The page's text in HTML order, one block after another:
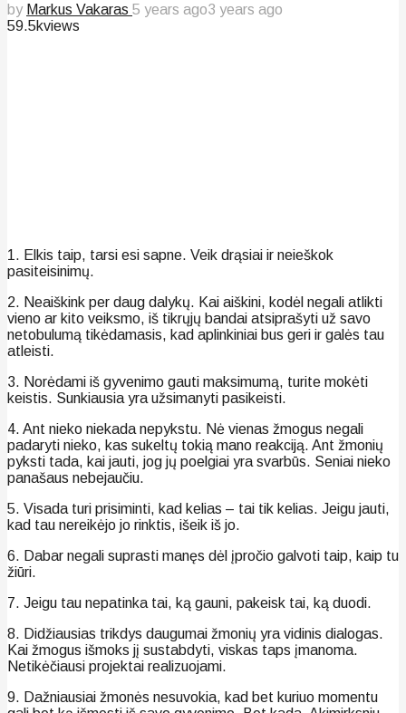
by Markus Vakaras 5 years ago3 years ago
59.5kviews
1. Elkis taip, tarsi esi sapne. Veik drąsiai ir neieškok
pasiteisinimų.
2. Neaiškink per daug dalykų. Kai aiškini, kodėl negali atlikti
vieno ar kito veiksmo, iš tikrųjų bandai atsiprašyti už savo
netobulumą tikėdamasis, kad aplinkiniai bus geri ir galės tau
atleisti.
3. Norėdami iš gyvenimo gauti maksimumą, turite mokėti
keistis. Sunkiausia yra užsimanyti pasikeisti.
4. Ant nieko niekada nepykstu. Nė vienas žmogus negali
padaryti nieko, kas sukeltų tokią mano reakciją. Ant žmonių
pyksti tada, kai jauti, jog jų poelgiai yra svarbūs. Seniai nieko
panašaus nebejaučiu.
5. Visada turi prisiminti, kad kelias – tai tik kelias. Jeigu jauti,
kad tau nereikėjo jo rinktis, išeik iš jo.
6. Dabar negali suprasti manęs dėl įpročio galvoti taip, kaip tu
žiūri.
7. Jeigu tau nepatinka tai, ką gauni, pakeisk tai, ką duodi.
8. Didžiausias trikdys daugumai žmonių yra vidinis dialogas.
Kai žmogus išmoks jį sustabdyti, viskas taps įmanoma.
Netikėčiausi projektai realizuojami.
9. Dažniausiai žmonės nesuvokia, kad bet kuriuo momentu